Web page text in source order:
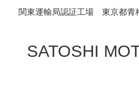
関東運輸局認証工場 東京都青
SATOSHI